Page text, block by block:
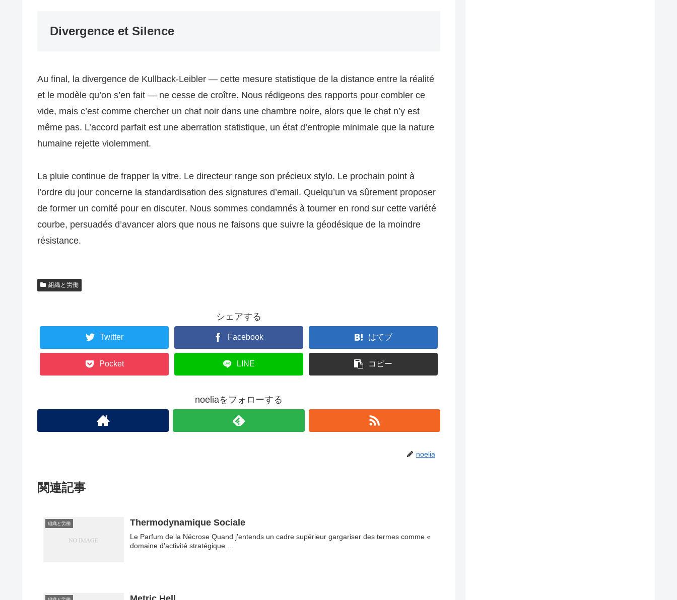
Divergence et Silence
Au final, la divergence de Kullback-Leibler — cette mesure statistique de la distance entre la réalité
et le modèle qu’on s’en fait — ne cesse de croître. Nous rédigeons des rapports pour combler ce
vide, mais c’est comme chercher un chat noir dans une chambre noire, alors que le chat n’y est
même pas. L’accord parfait est une aberration statistique, un état d’entropie minimale que la nature
humaine rejette violemment.
La pluie continue de frapper la vitre. Le directeur range son précieux stylo. Le prochain point à
l’ordre du jour concerne la standardisation des signatures d’email. Quelqu’un va sûrement proposer
de former un comité pour en discuter. Nous sommes condamnés à tourner en rond sur cette variété
courbe, persuadés d’avancer alors que nous ne faisons que suivre la géodésique de la moindre
résistance.
組織と労働
シェアする
Twitter Facebook はてブ
Pocket LINE コピー
noeliaをフォローする
noelia
関連記事
組織と労働 Thermodynamique Sociale
Le Parfum de la Nécrose Quand j'entends un cadre supérieur gargariser des termes comme «
domaine d'activité stratégique ...